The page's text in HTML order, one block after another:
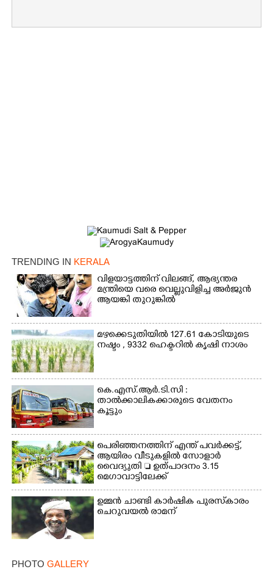
TRENDING IN KERALA
വിളയാട്ടത്തിന് വിലങ്ങ്, ആഭ്യന്തര
മന്ത്രിയെ വരെ വെല്ലുവിളിച്ച അർജുൻ
ആയങ്കി തുറുങ്കിൽ
മഴക്കെടുതിയിൽ 127.61 കോടിയുടെ
നഷ്ടം , 9332 ഹെക്ടറിൽ കൃഷി നാശം
കെ.എസ്.ആർ.ടി.സി :
താൽക്കാലികക്കാരുടെ വേതനം
കൂട്ടും
പെരിഞ്ഞനത്തിന് എന്ത് പവർക്കട്ട്,​
ആയിരം വീടുകളിൽ സോളാർ
വൈദ്യുതി  ഉത്പാദനം 3.15
മെഗാവാട്ടിലേക്ക്
ഉമ്മൻ ചാണ്ടി കാർഷിക പുരസ്‌കാരം
ചെറുവയൽ രാമന്
PHOTO GALLERY